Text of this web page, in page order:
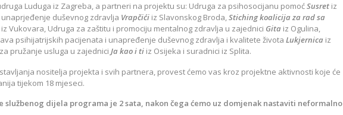
Luduga iz Zagreba, a partneri na projektu su: Udruga za psihosocijanu pomoćSusret iz
duševnog zdravlja Vrapčići iz Slavonskog Broda,Stiching koalicija za rad sa
iz Vukovara, Udruga za zaštitu i promociju mentalnog zdravlja u zajednici Gita iz Ogulina,
psihijatrijskih pacijenata i unapređenje duševnog zdravlja i kvalitete života Lukjernica iz
pružanje usluga u zajednici Ja kao i ti iz Osijeka i suradnici iz Splita.
nositelja projekta i svih partnera, provest ćemo vas kroz projektne aktivnosti koje će
tijekom 18 mjeseci.
službenog dijela programa je 2 sata, nakon čega ćemo uz domjenak nastaviti neformalno